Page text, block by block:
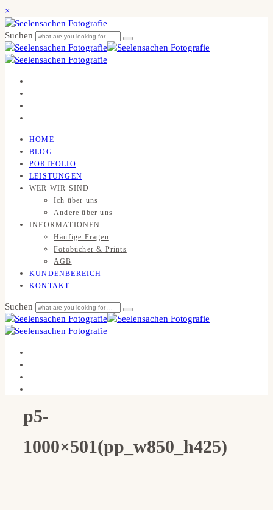
×
Suchen
HOME
BLOG
PORTFOLIO
LEISTUNGEN
WER WIR SIND
Ich über uns
Andere über uns
INFORMATIONEN
Häufige Fragen
Fotobücher & Prints
AGB
KUNDENBEREICH
KONTAKT
Suchen
p5-
1000×501(pp_w850_h425)